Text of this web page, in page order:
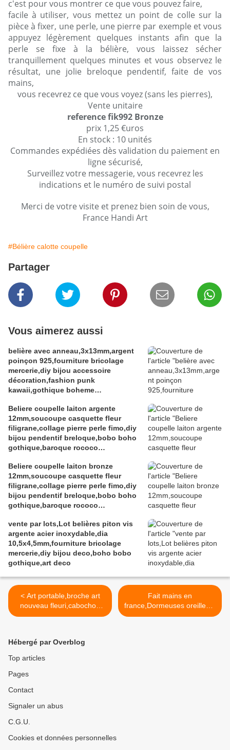
c'est pour vous montrer ce que vous pouvez faire,
facile à utiliser, vous mettez un point de colle sur la
pièce à fixer, une perle, une pierre par exemple et vous
appuyez légèrement quelques instants afin que la
perle se fixe à la bélière, vous laissez sécher
tranquillement quelques minutes et vous observez le
résultat, une jolie breloque pendentif, faite de vos
mains,
vous recevrez ce que vous voyez (sans les pierres),
Vente unitaire
reference fik992 Bronze
prix 1,25 €uros
En stock : 10 unités
Commandes expédiées dès validation du paiement en
ligne sécurisé,
Surveillez votre messagerie, vous recevrez les
indications et le numéro de suivi postal
Merci de votre visite et prenez bien soin de vous,
France Handi Art
#Bélière calotte coupelle
Partager
Vous aimerez aussi
belière avec anneau,3x13mm,argent
poinçon 925,fourniture bricolage
mercerie,diy bijou accessoire
décoration,fashion punk
kawaii,gothique boheme
ceremonie,ateliers du fait mains
Beliere coupelle laiton argente
12mm,soucoupe casquette fleur
filigrane,collage pierre perle fimo,diy
bijou pendentif breloque,bobo boho
gothique,baroque rococo
Beliere coupelle laiton bronze
12mm,soucoupe casquette fleur
filigrane,collage pierre perle fimo,diy
bijou pendentif breloque,bobo boho
gothique,baroque rococo
vente par lots,Lot belières piton vis
argente acier inoxydable,dia
10,5x4,5mm,fourniture bricolage
mercerie,diy bijou deco,boho bobo
gothique,art deco
< Art portable,broche art
nouveau fleuri,cabochon
carre verre loupe
campagne avec son
chien,boho bobo
anniversaire noel,fermoir
Fait mains en
france,Dormeuses oreilles p
ercees laiton bronze avec
Hébergé par Overblog
Top articles
Pages
Contact
Signaler un abus
C.G.U.
Cookies et données personnelles